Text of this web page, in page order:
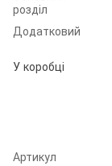
розділ
Додатковий
У коробці
Артикул